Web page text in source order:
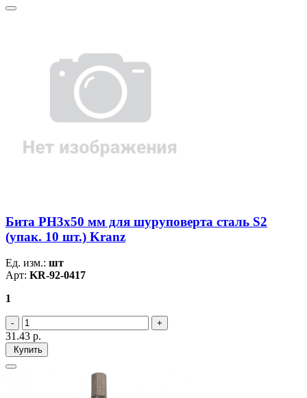
Бита PH3х50 мм для шуруповерта сталь S2
(упак. 10 шт.) Kranz
Ед. изм.: шт
Арт: KR-92-0417
1
31.43 р.
Купить